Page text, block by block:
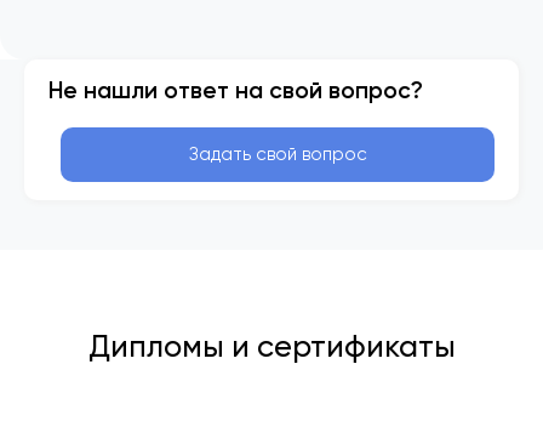
Не нашли ответ на свой вопрос?
Задать свой вопрос
Дипломы и сертификаты